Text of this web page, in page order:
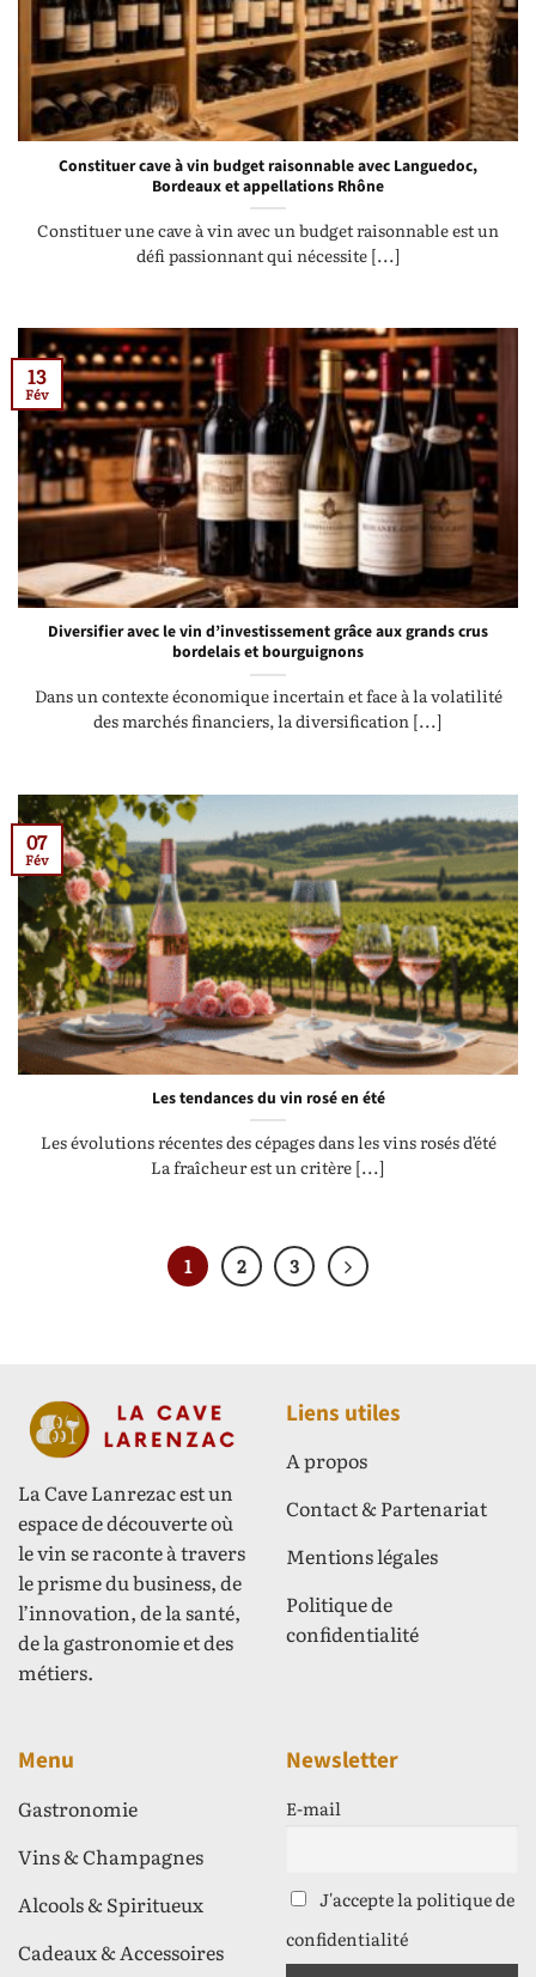
Constituer cave à vin budget raisonnable avec Languedoc,
Bordeaux et appellations Rhône
Constituer une cave à vin avec un budget raisonnable est un
défi passionnant qui nécessite [...]
Diversifier avec le vin d’investissement grâce aux grands crus
bordelais et bourguignons
Dans un contexte économique incertain et face à la volatilité
des marchés financiers, la diversification [...]
13
Fév
Les tendances du vin rosé en été
Les évolutions récentes des cépages dans les vins rosés d’été
La fraîcheur est un critère [...]
07
Fév
1 2 3
La Cave Lanrezac est un
espace de découverte où
le vin se raconte à travers
le prisme du business, de
l’innovation, de la santé,
de la gastronomie et des
métiers.
Liens utiles
A propos
Contact & Partenariat
Mentions légales
Politique de
confidentialité
Menu
Gastronomie
Vins & Champagnes
Alcools & Spiritueux
Cadeaux & Accessoires
Newsletter
E-mail
J'accepte la politique de
confidentialité